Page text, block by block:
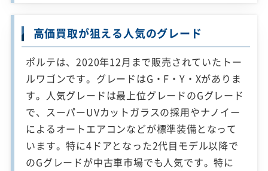
高価買取が狙える人気のグレード
ポルテは、2020年12月まで販売されていたトー
ルワゴンです。グレードはG・F・Y・Xがありま
す。人気グレードは最上位グレードのGグレード
で、スーパーUVカットガラスの採用やナノイー
によるオートエアコンなどが標準装備となって
います。特に4ドアとなった2代目モデル以降で
のGグレードが中古車市場でも人気です。特に